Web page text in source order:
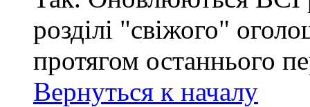
розділі "свіжого"
протягом останнього
Вернуться к началу